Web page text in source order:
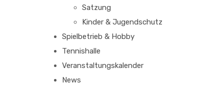
Satzung
Kinder & Jugendschutz
Spielbetrieb & Hobby
Tennishalle
Veranstaltungskalender
News